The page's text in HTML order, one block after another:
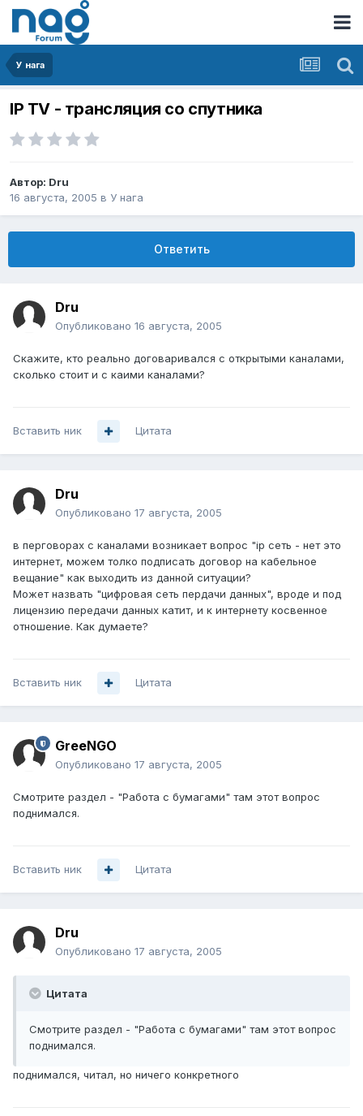
У нага
IP TV - трансляция со спутника
Автор: Dru
16 августа, 2005 в У нага
Ответить
Dru
Опубликовано 16 августа, 2005
Скажите, кто реально договаривался с открытыми каналами,
сколько стоит и с каими каналами?
Вставить ник Цитата
Dru
Опубликовано 17 августа, 2005
в перговорах с каналами возникает вопрос "ip сеть - нет это
интернет, можем толко подписать договор на кабельное
вещание" как выходить из данной ситуации?
Может назвать "цифровая сеть пердачи данных", вроде и под
лицензию передачи данных катит, и к интернету косвенное
отношение. Как думаете?
Вставить ник Цитата
GreeNGO
Опубликовано 17 августа, 2005
Смотрите раздел - "Работа с бумагами" там этот вопрос
поднимался.
Вставить ник Цитата
Dru
Опубликовано 17 августа, 2005
Цитата
Смотрите раздел - "Работа с бумагами" там этот вопрос
поднимался.
поднимался, читал, но ничего конкретного